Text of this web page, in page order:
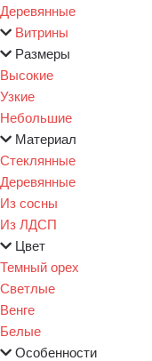
Деревянные
Витрины
Размеры
Высокие
Узкие
Небольшие
Материал
Стеклянные
Деревянные
Из сосны
Из ЛДСП
Цвет
Темный орех
Светлые
Венге
Белые
Особенности